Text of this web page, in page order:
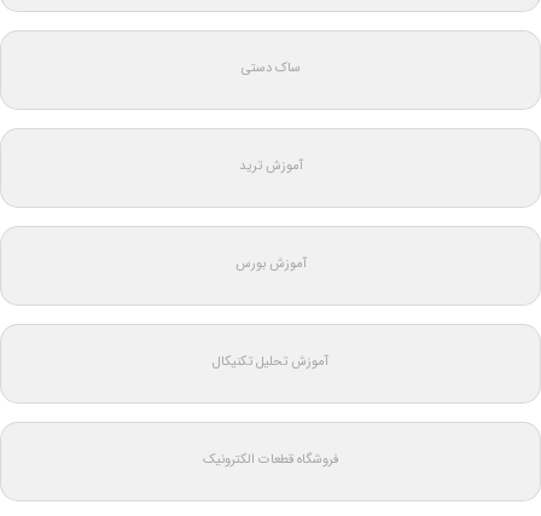
ساک دستی
آموزش ترید
آموزش بورس
آموزش تحلیل تکنیکال
فروشگاه قطعات الکترونیک